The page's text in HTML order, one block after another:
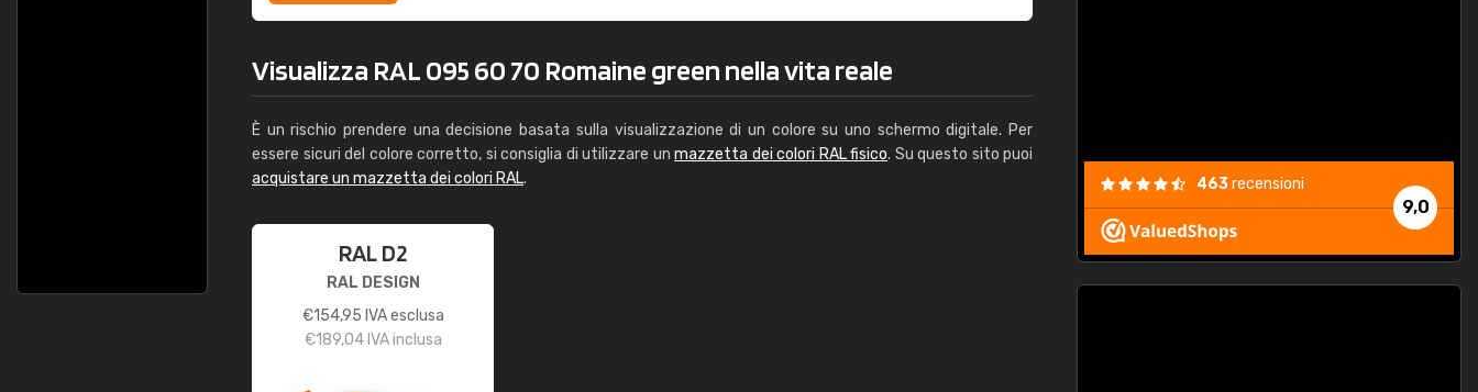
Visualizza RAL 095 60 70 Romaine green nella vita reale
È un rischio prendere una decisione basata sulla visualizzazione di un colore su uno schermo digitale. Per
essere sicuri del colore corretto, si consiglia di utilizzare un mazzetta dei colori RAL fisico. Su questo sito puoi
acquistare un mazzetta dei colori RAL.
RAL D2
RAL DESIGN
€154,95 IVA esclusa
€189,04IVA inclusa
9,0
463recensioni